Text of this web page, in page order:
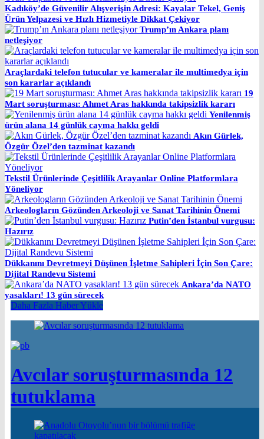
Kadıköy’de Güvenilir Alışverişin Adresi: Kayalar Tekel, Geniş
Ürün Yelpazesi ve Hızlı Hizmetiyle Dikkat Çekiyor
Trump’ın Ankara planı
netleşiyor
Araçlardaki telefon tutucular ve kameralar ile multimedya için
son kararlar açıklandı
19
Mart soruşturması: Ahmet Aras hakkında takipsizlik kararı
Yenilenmiş
ürün alana 14 günlük cayma hakkı geldi
Akın Gürlek,
Özgür Özel’den tazminat kazandı
Tekstil Ürünlerinde Çeşitlilik Arayanlar Online Platformlara
Yöneliyor
Arkeologların Gözünden Arkeoloji ve Sanat Tarihinin Önemi
Putin’den İstanbul vurgusu:
Hazırız
Dükkanını Devretmeyi Düşünen İşletme Sahipleri İçin Son Çare:
Dijital Randevu Sistemi
Ankara’da NATO
yasakları! 13 gün sürecek
Daha Fazla Haber Yükle
Avcılar soruşturmasında 12
tutuklama